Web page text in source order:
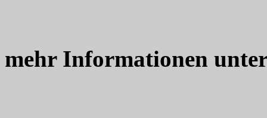
mehr Informationen